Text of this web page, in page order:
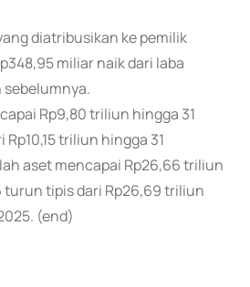
diatribusikan ke pemilik
miliar naik dari laba
sebelumnya.
Rp9,80 triliun hingga 31
triliun hingga 31
aset mencapai Rp26,66 triliun
turun tipis dari Rp26,69 triliun
(end)